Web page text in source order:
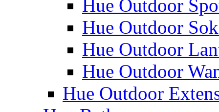
Hue Outdoor
Hue Outdoor
Hue Outdoor
Hue Outdoor
Hue Outdoor